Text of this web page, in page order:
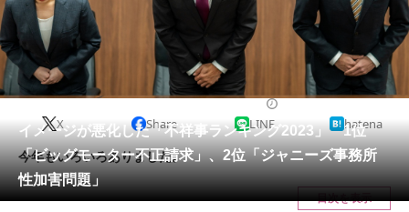
グルメ
住まい 教育・育児
動物 リサーチ
会員記事
メディア
注目記事を集めた総合ページ
イメージが悪化した「不祥事ランキング2023」 1位
「ビッグモーター不正請求」、2位「ジャニーズ事務所
性加害問題」
X Share LINE hatena
今年もいろいろありました。
目次を表示